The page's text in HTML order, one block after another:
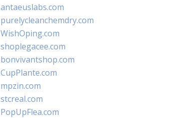
antaeuslabs.com
purelycleanchemdry.com
WishOping.com
shoplegacee.com
bonvivantshop.com
CupPlante.com
mpzin.com
stcreal.com
PopUpFlea.com